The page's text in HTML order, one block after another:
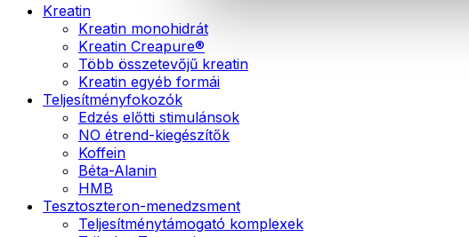
Kreatin
Kreatin monohidrát
Kreatin Creapure®
Több összetevőjű kreatin
Kreatin egyéb formái
Teljesítményfokozók
Edzés előtti stimulánsok
NO étrend-kiegészítők
Koffein
Béta-Alanin
HMB
Tesztoszteron-menedzsment
Teljesítménytámogató komplexek